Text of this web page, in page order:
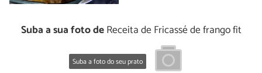
Suba a sua foto deReceita de Fricassé de frango fit
Suba a foto do seu prato